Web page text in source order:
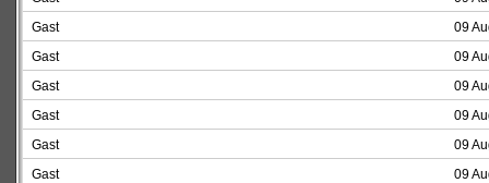
Gast
09
Gast
09
Gast
09
Gast
09
Gast
09
Gast
09